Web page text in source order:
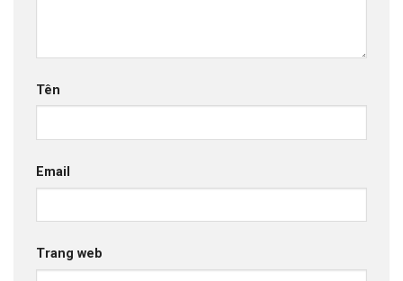
Tên
Email
Trang web